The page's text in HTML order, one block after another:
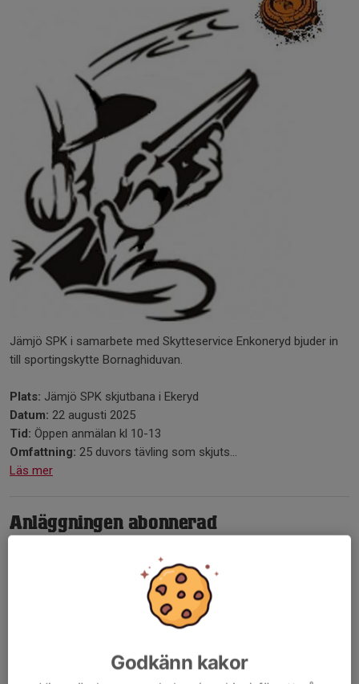
Jämjö SPK i samarbete med Skytteservice Enkoneryd bjuder in
till sportingskytte Bornaghiduvan.
Plats: Jämjö SPK skjutbana i Ekeryd
Datum: 22 augusti 2025
Tid: Öppen anmälan kl 10-13
Omfattning: 25 duvors tävling som skjuts...
Läs mer
Anläggningen abonnerad
Godkänn kakor